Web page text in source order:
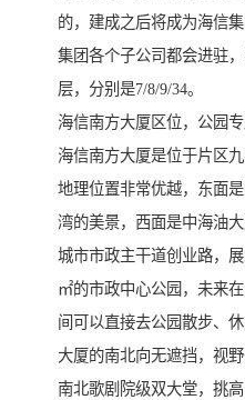
的，建成之后将成为海信
集团各个子公司都会进驻
层，分别是7/8/9/34。
海信南方大厦区位，公园
海信南方大厦是位于片区
地理位置非常优越，东面
湾的美景，西面是中海油
城市市政主干道创业路，
㎡的市政中心公园，未来
间可以直接去公园散步、
大厦的南北向无遮挡，视野
南北歌剧院级双大堂，挑高